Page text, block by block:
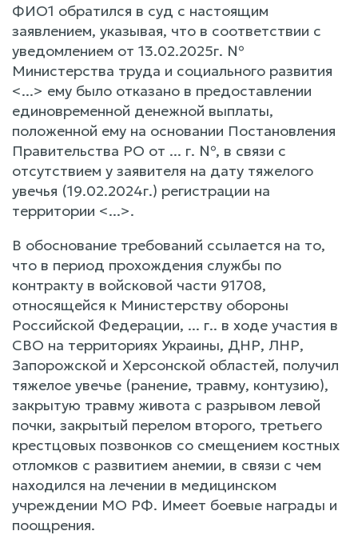
ФИО1 обратился в суд с настоящим
заявлением, указывая, что в соответствии с
уведомлением от 13.02.2025г. №
Министерства труда и социального развития
<...> ему было отказано в предоставлении
единовременной денежной выплаты,
положенной ему на основании Постановления
Правительства РО от ... г. №, в связи с
отсутствием у заявителя на дату тяжелого
увечья (19.02.2024г.) регистрации на
территории <...>.
В обоснование требований ссылается на то,
что в период прохождения службы по
контракту в войсковой части 91708,
относящейся к Министерству обороны
Российской Федерации, ... г.. в ходе участия в
СВО на территориях Украины, ДНР, ЛНР,
Запорожской и Херсонской областей, получил
тяжелое увечье (ранение, травму, контузию),
закрытую травму живота с разрывом левой
почки, закрытый перелом второго, третьего
крестцовых позвонков со смещением костных
отломков с развитием анемии, в связи с чем
находился на лечении в медицинском
учреждении МО РФ. Имеет боевые награды и
поощрения.